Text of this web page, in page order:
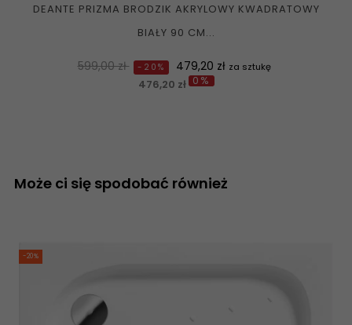
DEANTE PRIZMA BRODZIK AKRYLOWY KWADRATOWY
BIAŁY 90 CM...
Normalna
599,00 zł -20% Cena
479,20 zł za sztukę
476,20 zł 0%
Może ci się spodobać również
-20%